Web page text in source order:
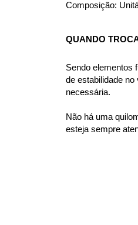
Composição:
QUANDO
Sendo elementos
de estabilidade
necessária.
Não há uma
esteja sempre